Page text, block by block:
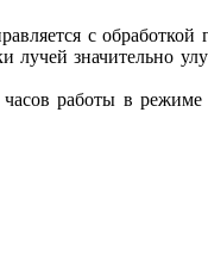
с обработкой
лучей значительно
работы в режиме